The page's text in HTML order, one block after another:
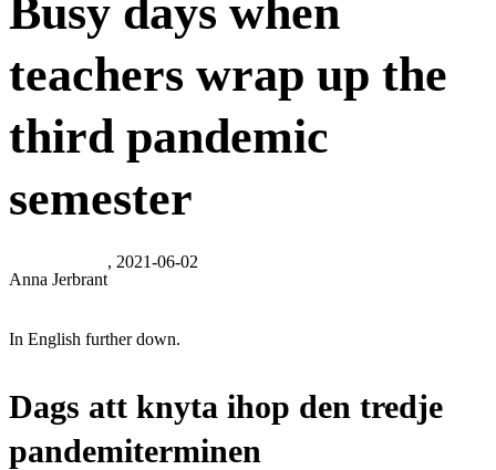
Busy days when
teachers wrap up the
third pandemic
semester
Anna Jerbrant
, 2021-06-02
In English further down.
Dags att knyta ihop den tredje
pandemiterminen